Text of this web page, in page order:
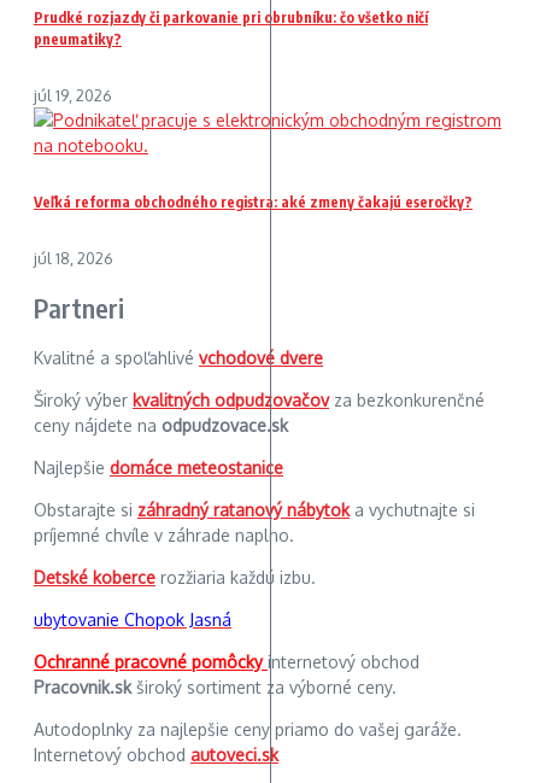
Prudké rozjazdy či parkovanie pri obrubníku: čo všetko ničí
pneumatiky?
júl 19, 2026
Veľká reforma obchodného registra: aké zmeny čakajú eseročky?
júl 18, 2026
Partneri
Kvalitné a spoľahlivé vchodové dvere
Široký výber kvalitných odpudzovačovza bezkonkurenčné
ceny nájdete na odpudzovace.sk
Najlepšie domáce meteostanice
Obstarajte si záhradný ratanový nábytoka vychutnajte si
príjemné chvíle v záhrade naplno.
Detské koberce rozžiaria každú izbu.
ubytovanie Chopok Jasná
Ochranné pracovné pomôckyinternetový obchod
Pracovnik.skširoký sortiment za výborné ceny.
Autodoplnky za najlepšie ceny priamo do vašej garáže.
Internetový obchod autoveci.sk